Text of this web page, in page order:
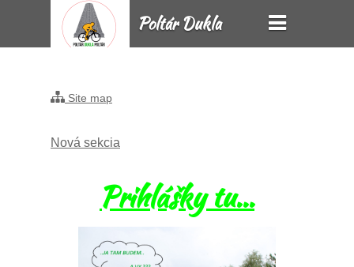
Poltár Dukla
Site map
Nová sekcia
Prihlášky tu...